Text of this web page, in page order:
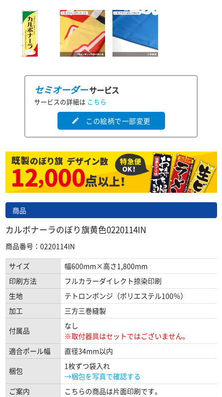
セミオーダーサービス
サービスの詳細は こちら
edit この絵柄で一部変更
商品
カルボナーラのぼり旗黄色0220114IN
商品番号：0220114IN
サイズ
幅600mm×高さ1,800mm
印刷方法
フルカラーダイレクト捺染印刷
生地
テトロンポンジ（ポリエステル100％）
加工
三方三巻縫製
付属品
なし
※取付器具はセットではございません。
適合ポール幅
直径34mm以内
梱包
1枚ずつ袋入れ
→梱包を写真で確認する
ご案内
こちらの商品は片面印刷です。